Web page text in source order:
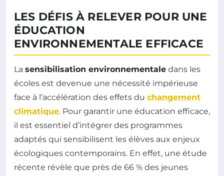
LES DÉFIS À RELEVER POUR UNE
ÉDUCATION
ENVIRONNEMENTALE EFFICACE
La sensibilisation environnementale dans les
écoles est devenue une nécessité impérieuse
face à l’accélération des effets du changement
climatique. Pour garantir une éducation efficace,
il est essentiel d’intégrer des programmes
adaptés qui sensibilisent les élèves aux enjeux
écologiques contemporains. En effet, une étude
récente révèle que près de 66 % des jeunes